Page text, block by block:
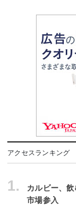
アクセスランキング
1.
カルビー、
市場参入